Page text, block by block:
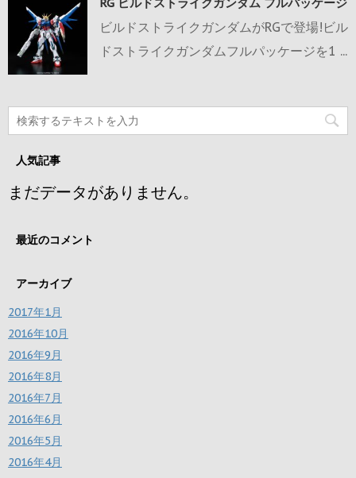
ビルドストライクガンダムがRGで登場!ビル
ドストライクガンダムフルパッケージを1 ...
人気記事
まだデータがありません。
最近のコメント
アーカイブ
2017年1月
2016年10月
2016年9月
2016年8月
2016年7月
2016年6月
2016年5月
2016年4月